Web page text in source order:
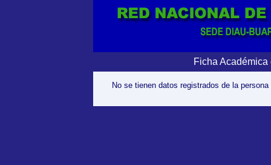
Ficha Académica
No se tienen datos registrados de la persona